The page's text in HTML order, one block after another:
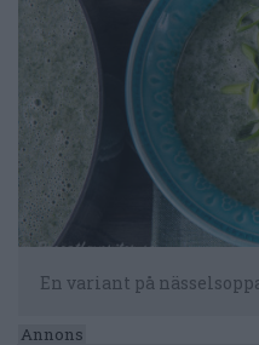
En variant på